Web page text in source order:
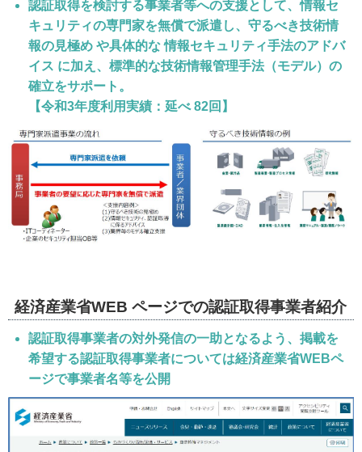
認証取得を検討する事業者等への支援として、情報セ
キュリティの専門家を無償で派遣し、守るべき技術情
報の見極め や具体的な 情報セキュリティ手法のアドバ
イス に加え、標準的な技術情報管理手法（モデル）の
確立をサポート。
【令和3年度利用実績：延べ 82回】
経済産業省WEB ページでの認証取得事業者紹介
認証取得事業者の対外発信の一助となるよう、掲載を
希望する認証取得事業者については経済産業省WEBペ
ージで事業者名等を公開